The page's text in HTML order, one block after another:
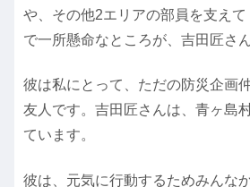
や、その他2エリアの部員を支えて
で一所懸命なところが、吉田匠さ
彼は私にとって、ただの防災企画
友人です。吉田匠さんは、青ヶ島
ています。
彼は、元気に行動するためみんな